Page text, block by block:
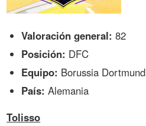
Valoración general: 82
Posición: DFC
Equipo: Borussia Dortmund
País: Alemania
Tolisso